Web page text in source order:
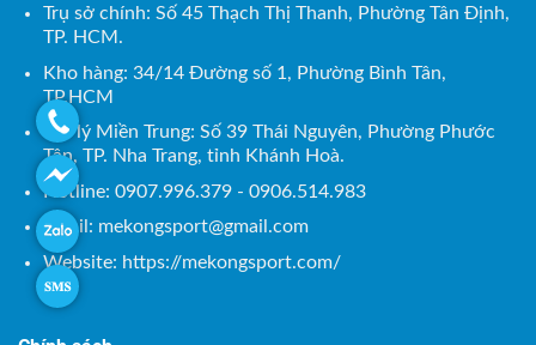
Trụ sở chính: Số 45 Thạch Thị Thanh, Phường Tân Định,
TP. HCM.
Kho hàng: 34/14 Đường số 1, Phường Bình Tân,
TP.HCM
Đại lý Miền Trung: Số 39 Thái Nguyên, Phường Phước
Tân, TP. Nha Trang, tỉnh Khánh Hoà.
Hotline: 0907.996.379 - 0906.514.983
Email: mekongsport@gmail.com
Website: https://mekongsport.com/